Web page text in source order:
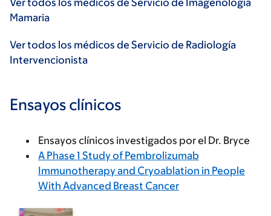
Ver todos los médicos de Servicio de Imagenología
Mamaria
Ver todos los médicos de Servicio de Radiología
Intervencionista
Ensayos clínicos
Ensayos clínicos investigados por el Dr. Bryce
A Phase 1 Study of Pembrolizumab
Immunotherapy and Cryoablation in People
With Advanced Breast Cancer